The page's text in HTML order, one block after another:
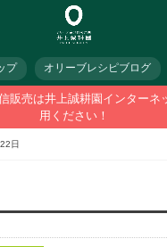
プ オリーブレシピブログ
販売は井上誠耕園インターネ
用ください！
22日